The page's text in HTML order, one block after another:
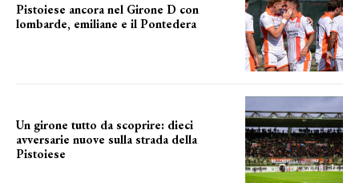
Pistoiese ancora nel Girone D con
lombarde, emiliane e il Pontedera
Un girone tutto da scoprire: dieci
avversarie nuove sulla strada della
Pistoiese